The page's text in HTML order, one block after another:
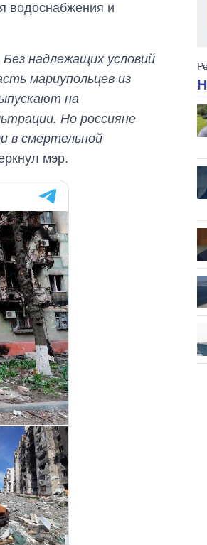
водоснабжения и
надлежащих условий
мариупольцев из
на
Но россияне
в смертельной
мэр.
танков продала